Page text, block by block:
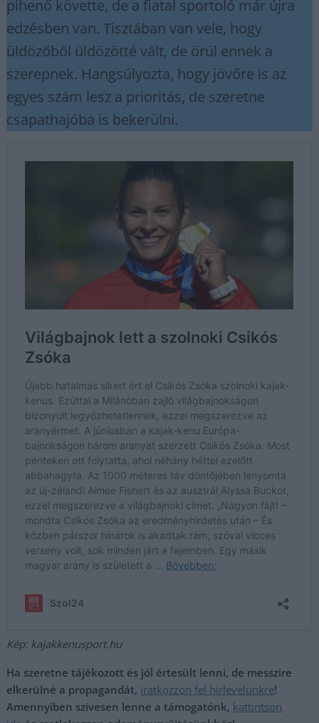
pihenő követte, de a fiatal sportoló már újra
edzésben van. Tisztában van vele, hogy
üldözőből üldözötté vált, de örül ennek a
szerepnek. Hangsúlyozta, hogy jövőre is az
egyes szám lesz a prioritás, de szeretne
csapathajóba is bekerülni.
Kép: kajakkenusport.hu
Ha szeretne tájékozott és jól értesült lenni, de messzire
elkerülné a propagandát, iratkozzon fel hírlevelünkre!
Amennyiben szívesen lenne a támogatónk, kattintson